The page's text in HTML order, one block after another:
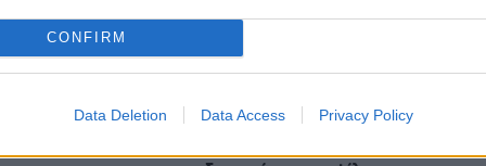
CONFIRM
Data Deletion Data Access Privacy Policy
έχει όρια»: Ο
του Τραμπ
08.08.2026, 05:33